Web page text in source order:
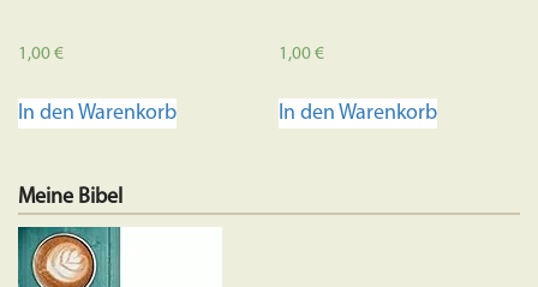
1,00€
In den Warenkorb
1,00€
In den Warenkorb
Meine Bibel